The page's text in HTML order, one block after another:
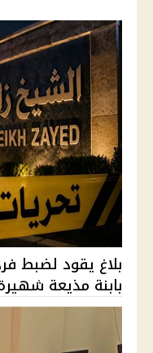
بلاغ يقود لضبط
بابنة مذيعة